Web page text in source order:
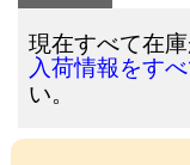
現在すべて在庫
入荷情報をす
い。